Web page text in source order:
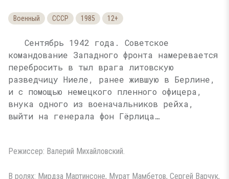
Военный СССР 1985 12+
Сентябрь 1942 года. Советское
командование Западного фронта намеревается
перебросить в тыл врага литовскую
разведчицу Ниеле, ранее жившую в Берлине,
и с помощью немецкого пленного офицера,
внука одного из военачальников рейха,
выйти на генерала фон Гёрлица…
Режиссер: Валерий Михайловский.
В ролях: Мирдза Мартинсоне, Мурат Мамбетов, Сергей Варчук,